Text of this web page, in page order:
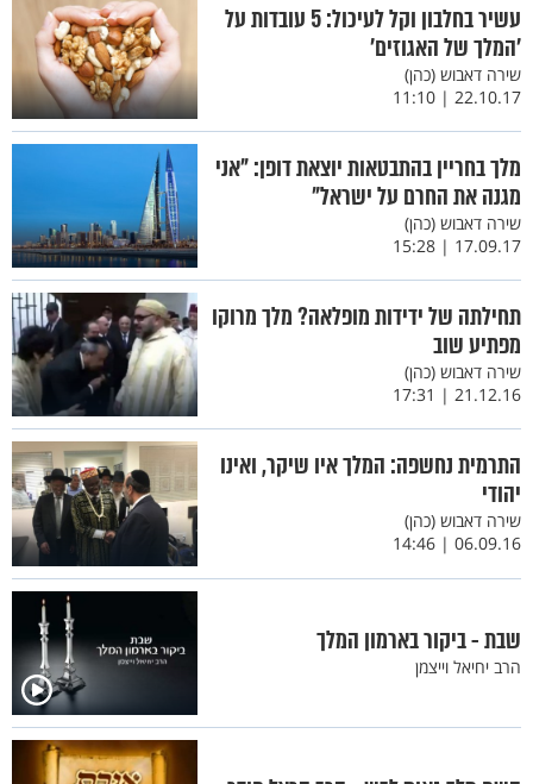
עשיר בחלבון וקל לעיכול: 5 עובדות על
’המלך של האגוזים’
שירה דאבוש (כהן)
22.10.17 | 11:10
מלך בחריין בהתבטאות יוצאת דופן: "אני
מגנה את החרם על ישראל"
שירה דאבוש (כהן)
17.09.17 | 15:28
תחילתה של ידידות מופלאה? מלך מרוקו
מפתיע שוב
שירה דאבוש (כהן)
21.12.16 | 17:31
התרמית נחשפה: המלך איו שיקר, ואינו
יהודי
שירה דאבוש (כהן)
06.09.16 | 14:46
שבת - ביקור בארמון המלך
הרב יחיאל וייצמן